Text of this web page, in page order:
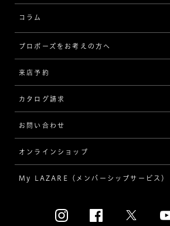
[セッテイングから選ぶ]
ソリテール
ワンサイドメレ
ダブルサイドメレ
ラインメレ
人気の婚約指輪
結婚指輪（マリッジリング）
[素材から選ぶ]
コラム
インタビュー
指輪
ダイヤモンド
プロポーズ
結婚式
プロポーズをお考えの方へ
来店予約
カタログ請求
お問い合わせ
オンラインショップ
My LAZARE（メンバーシップサービス）